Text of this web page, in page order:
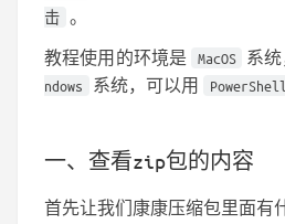
击 。
教程使用的环境是 MacOS 系
ndows
系统，可以用 PowerShell
一、查看zip包的内容
首先让我们康康压缩包里面有